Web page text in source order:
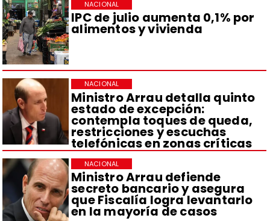
IPC de julio aumenta 0,1% por
alimentos y vivienda
NACIONAL
Ministro Arrau detalla quinto
estado de excepción:
contempla toques de queda,
restricciones y escuchas
telefónicas en zonas críticas
NACIONAL
Ministro Arrau defiende
secreto bancario y asegura
que Fiscalía logra levantarlo
en la mayoría de casos
NACIONAL